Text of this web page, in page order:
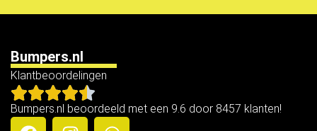
Bumpers.nl
Klantbeoordelingen
Bumpers.nl beoordeeld met een 9.6 door 8457 klanten!